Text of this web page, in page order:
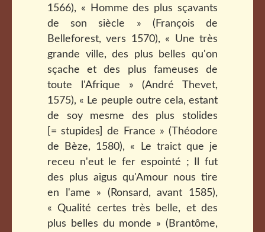
1566), « Homme des plus sçavants
de son siècle » (François de
Belleforest, vers 1570), « Une très
grande ville, des plus belles qu'on
sçache et des plus fameuses de
toute l'Afrique » (André Thevet,
1575), « Le peuple outre cela, estant
de soy mesme des plus stolides
[= stupides] de France » (Théodore
de Bèze, 1580), « Le traict que je
receu n'eut le fer espointé ; Il fut
des plus aigus qu'Amour nous tire
en l'ame » (Ronsard, avant 1585),
« Qualité certes très belle, et des
plus belles du monde » (Brantôme,